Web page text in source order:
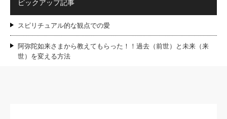
ピックアップ記事
スピリチュアル的な観点での愛
阿弥陀如来さまから教えてもらった！！過去（前世）と未来（来
世）を変える方法